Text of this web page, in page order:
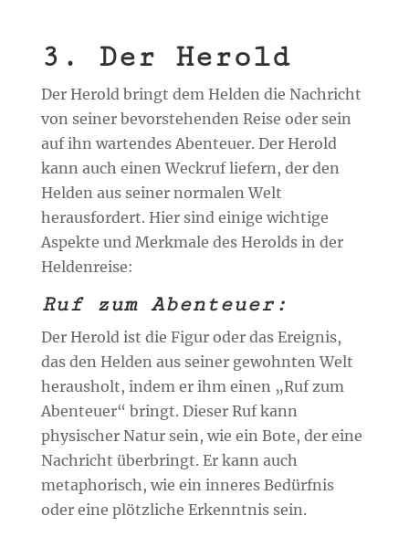
3. Der Herold
Der Herold bringt dem Helden die Nachricht
von seiner bevorstehenden Reise oder sein
auf ihn wartendes Abenteuer. Der Herold
kann auch einen Weckruf liefern, der den
Helden aus seiner normalen Welt
herausfordert. Hier sind einige wichtige
Aspekte und Merkmale des Herolds in der
Heldenreise:
Ruf zum Abenteuer:
Der Herold ist die Figur oder das Ereignis,
das den Helden aus seiner gewohnten Welt
herausholt, indem er ihm einen „Ruf zum
Abenteuer“ bringt. Dieser Ruf kann
physischer Natur sein, wie ein Bote, der eine
Nachricht überbringt. Er kann auch
metaphorisch, wie ein inneres Bedürfnis
oder eine plötzliche Erkenntnis sein.